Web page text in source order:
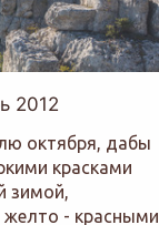
2012
октября, дабы
красками
зимой,
желто - красными